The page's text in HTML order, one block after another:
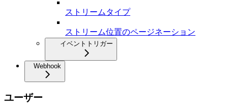
ストリームタイプ
ストリーム位置のページネーション
イベントトリガー
Webhook
ユーザー